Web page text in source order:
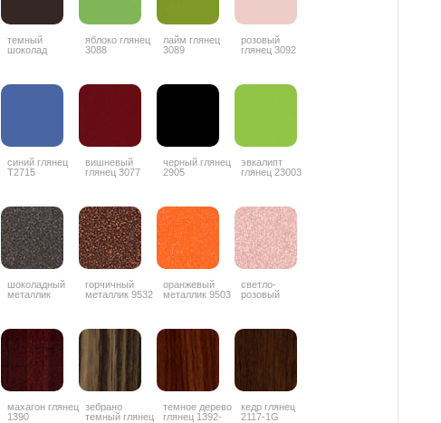
темный
шоколад
яблоко глянец
3088
лайм глянец
3089
розовый
глянец 3092
синий глянец
T2715
вишневый
глянец 3077
черный глянец
2905
эвкалипт
глянец 23003
шоколадный
металлик
горчичный
металлик 9532
оранжевый
металлик 9503
светло-
розовый
махагон глянец
1390
зебрано
темный глянец
темное дерево
глянец 1392-
кедр глянец
2117-1G